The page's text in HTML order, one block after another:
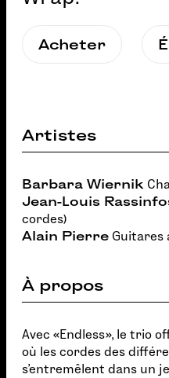
Acheter
Artistes
Barbara Wiernik
Jean-Louis
cordes)
Alain Pierre Guitares
À propos
Avec «Endless», le trio
où les cordes des
s’entremêlent dans un